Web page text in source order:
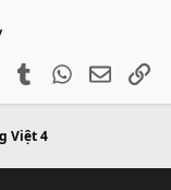
PinterestTumblr WhatsApp
EmailLink
Việt 4